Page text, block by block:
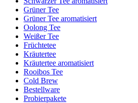
Grüner Tee
Grüner Tee aromatisiert
Oolong Tee
Weißer Tee
Früchtetee
Kräutertee
Kräutertee aromatisiert
Rooibos Tee
Cold Brew
Bestellware
Probierpakete